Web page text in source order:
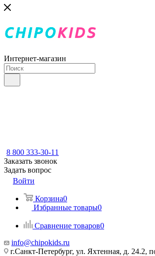
Интернет-магазин
8 800 333-30-11
Заказать звонок
Задать вопрос
Войти
Корзина0
Избранные товары0
Сравнение товаров0
info@chipokids.ru
г.Санкт-Петербург, ул. Яхтенная, д. 24.2,